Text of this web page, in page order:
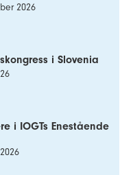
2026
i Slovenia
i IOGTs Enestående